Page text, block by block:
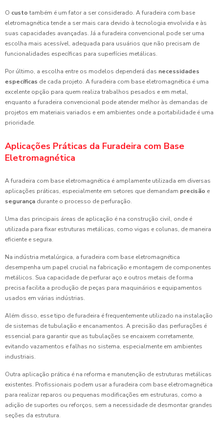
O custo também é um fator a ser considerado. A furadeira com base
eletromagnética tende a ser mais cara devido à tecnologia envolvida e às
suas capacidades avançadas. Já a furadeira convencional pode ser uma
escolha mais acessível, adequada para usuários que não precisam de
funcionalidades específicas para superfícies metálicas.
Por último, a escolha entre os modelos dependerá das necessidades
específicas de cada projeto. A furadeira com base eletromagnética é uma
excelente opção para quem realiza trabalhos pesados e em metal,
enquanto a furadeira convencional pode atender melhor às demandas de
projetos em materiais variados e em ambientes onde a portabilidade é uma
prioridade.
Aplicações Práticas da Furadeira com Base
Eletromagnética
A furadeira com base eletromagnética é amplamente utilizada em diversas
aplicações práticas, especialmente em setores que demandam precisão e
segurança durante o processo de perfuração.
Uma das principais áreas de aplicação é na construção civil, onde é
utilizada para fixar estruturas metálicas, como vigas e colunas, de maneira
eficiente e segura.
Na indústria metalúrgica, a furadeira com base eletromagnética
desempenha um papel crucial na fabricação e montagem de componentes
metálicos. Sua capacidade de perfurar aço e outros metais de forma
precisa facilita a produção de peças para maquinários e equipamentos
usados em várias indústrias.
Além disso, esse tipo de furadeira é frequentemente utilizado na instalação
de sistemas de tubulação e encanamentos. A precisão das perfurações é
essencial para garantir que as tubulações se encaixem corretamente,
evitando vazamentos e falhas no sistema, especialmente em ambientes
industriais.
Outra aplicação prática é na reforma e manutenção de estruturas metálicas
existentes. Profissionais podem usar a furadeira com base eletromagnética
para realizar reparos ou pequenas modificações em estruturas, como a
adição de suportes ou reforços, sem a necessidade de desmontar grandes
seções da estrutura.